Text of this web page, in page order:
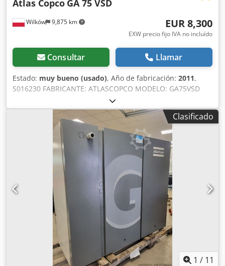
Wilków 9,875 km
Atlas Copco GA 75 VSD
EUR 8,300
EXW precio fijo IVA no incluído
Consultar Llamar
Estado: muy bueno (usado), Año de fabricación: 2011,
S016230 FABRICANTE: ATLASCOPCO MODELO: GA75VSD
NÚMERO DE SERIE: API658180 AÑO: 2011 POTENCIA (kW):
75 CAUDAL (m3/min): 14,68 PRESIÓN (bar): 13 HORAS
(FUNCIONAMIENTO/TOTAL): INVERSOR DE FRECUENCIA: sí
SECADOR INTEGRADO: no INTERCAMBIADOR: sí
REFRIGERACIÓN (AIRE/AGUA): aire INSTALADO EN TANQUE:
no DOCUMENTACIÓN: no CONEXIÓN: 2 1/2 ESTADO:
USADO Dcjdpfx Aozcnu Tehqjk
Clasificado
1 / 11